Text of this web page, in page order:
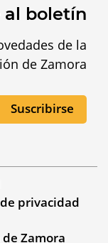
al boletín
de la
de Zamora
privacidad
Zamora